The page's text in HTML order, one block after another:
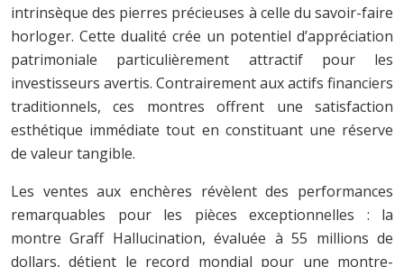
intrinsèque des pierres précieuses à celle du savoir-faire
horloger. Cette dualité crée un potentiel d’appréciation
patrimoniale particulièrement attractif pour les
investisseurs avertis. Contrairement aux actifs financiers
traditionnels, ces montres offrent une satisfaction
esthétique immédiate tout en constituant une réserve
de valeur tangible.
Les ventes aux enchères révèlent des performances
remarquables pour les pièces exceptionnelles : la
montre Graff Hallucination, évaluée à 55 millions de
dollars, détient le record mondial pour une montre-